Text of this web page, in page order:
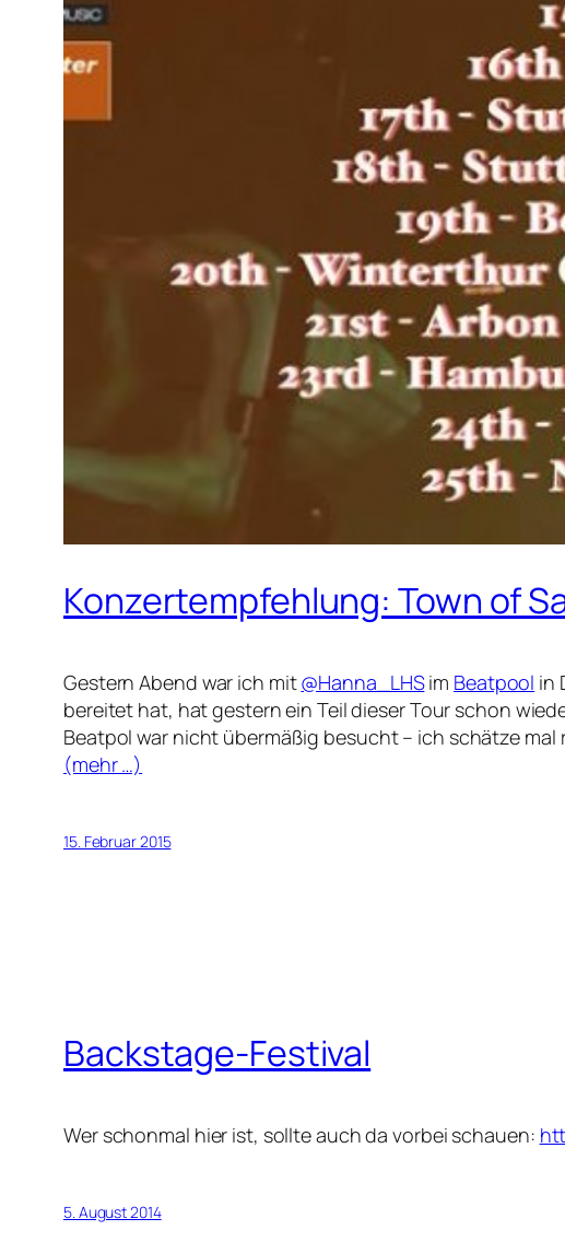
Konzertempfehlung: Town of
Gestern Abend war ich mit@Hanna_LHSim Beatpool in
bereitet hat, hat gestern ein Teil dieser Tour schon
Beatpol war nicht übermäßig besucht – ich schätze
(mehr …)
15. Februar 2015
Backstage-Festival
Wer schonmal hier ist, sollte auch da vorbei schauen:
5. August 2014